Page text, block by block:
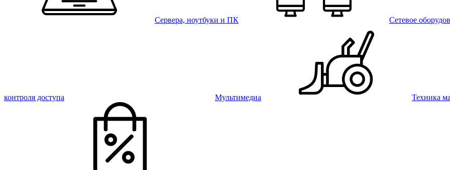
Сервера, ноутбуки и ПК Сетевое
контроля доступа Мультимедиа Техника